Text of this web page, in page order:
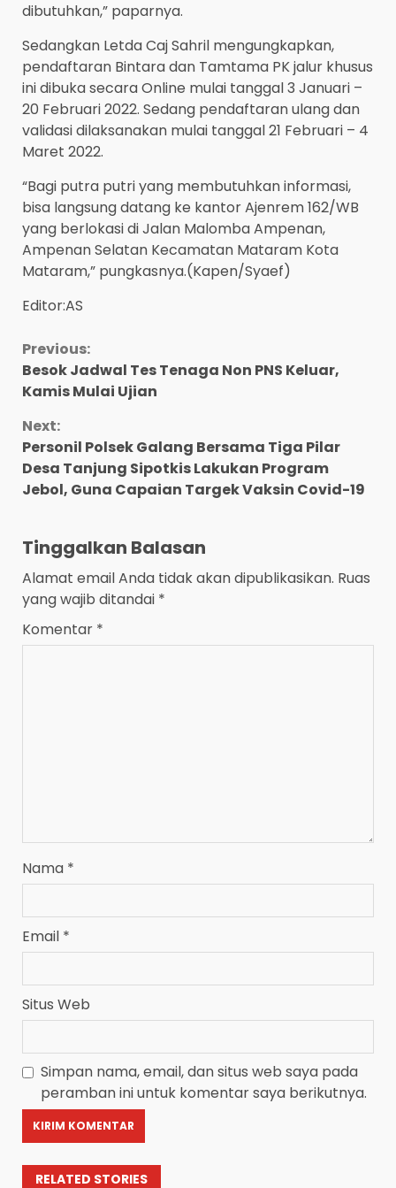
dibutuhkan,” paparnya.
Sedangkan Letda Caj Sahril mengungkapkan,
pendaftaran Bintara dan Tamtama PK jalur khusus
ini dibuka secara Online mulai tanggal 3 Januari –
20 Februari 2022. Sedang pendaftaran ulang dan
validasi dilaksanakan mulai tanggal 21 Februari – 4
Maret 2022.
“Bagi putra putri yang membutuhkan informasi,
bisa langsung datang ke kantor Ajenrem 162/WB
yang berlokasi di Jalan Malomba Ampenan,
Ampenan Selatan Kecamatan Mataram Kota
Mataram,” pungkasnya.(Kapen/Syaef)
Editor:AS
Continue
Reading
Previous:
Besok Jadwal Tes Tenaga Non PNS Keluar,
Kamis Mulai Ujian
Next:
Personil Polsek Galang Bersama Tiga Pilar
Desa Tanjung Sipotkis Lakukan Program
Jebol, Guna Capaian Targek Vaksin Covid-19
Tinggalkan Balasan
Alamat email Anda tidak akan dipublikasikan. Ruas
yang wajib ditandai *
Komentar *
Nama *
Email *
Situs Web
Simpan nama, email, dan situs web saya pada
peramban ini untuk komentar saya berikutnya.
RELATED STORIES